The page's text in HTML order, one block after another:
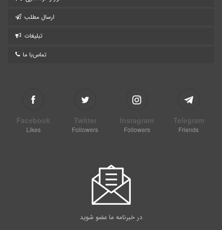
ارسال مطلب
تبلیغات
تماس‌با ما
Facebook
Likes
Twitter
Followers
Instagram
Followers
Telegram
Friends
در خبرنامه ما عضو شوید